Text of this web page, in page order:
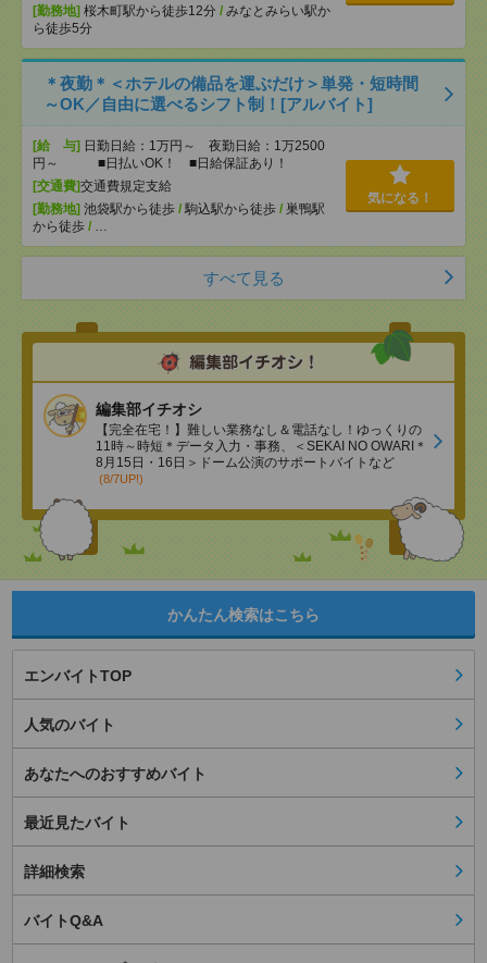
[勤務地] 桜木町駅から徒歩12分 / みなとみらい駅か
ら徒歩5分
＊夜勤＊＜ホテルの備品を運ぶだけ＞単発・短時間
～OK／自由に選べるシフト制！[アルバイト]
[給 与] 日勤日給：1万円～ 夜勤日給：1万2500
円～ ■日払いOK！ ■日給保証あり！
[交通費]交通費規定支給
[勤務地] 池袋駅から徒歩 / 駒込駅から徒歩 / 巣鴨駅
から徒歩 / …
気になる！
すべて見る
編集部イチオシ
【完全在宅！】難しい業務なし＆電話なし！ゆっくりの
11時～時短＊データ入力・事務、＜SEKAI NO OWARI＊
8月15日・16日＞ドーム公演のサポートバイトなど
(8/7UP!)
かんたん検索はこちら
エンバイトTOP
人気のバイト
あなたへのおすすめバイト
最近見たバイト
詳細検索
バイトQ&A